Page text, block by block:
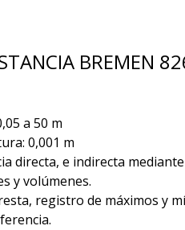
BREMEN
a 50 m
0,001 m
directa, e indirecta
y volúmenes.
registro de máximos y